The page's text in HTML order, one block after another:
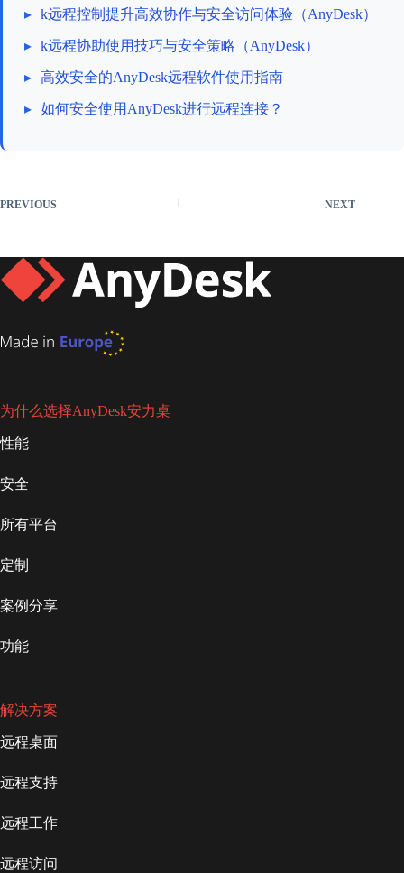
▸ k远程控制提升高效协作与安全访问体验（AnyDesk）
▸ k远程协助使用技巧与安全策略（AnyDesk）
▸ 高效安全的AnyDesk远程软件使用指南
▸ 如何安全使用AnyDesk进行远程连接？
PREVIOUS NEXT
为什么选择AnyDesk安力桌
性能
安全
所有平台
定制
案例分享
功能
解决方案
远程桌面
远程支持
远程工作
远程访问